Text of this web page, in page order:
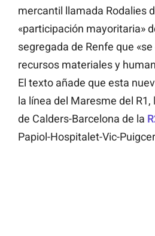
mercantil llamada Rodalies
«participación mayoritaria»
segregada de Renfe que
recursos materiales y
El texto añade que esta
la línea del Maresme del
de Calders-Barcelona de la
Papiol-Hospitalet-Vic-